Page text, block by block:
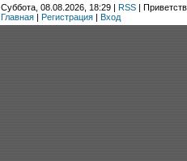
Суббота, 08.08.2026, 18:29 | RSS |
Главная | Регистрация | Вход